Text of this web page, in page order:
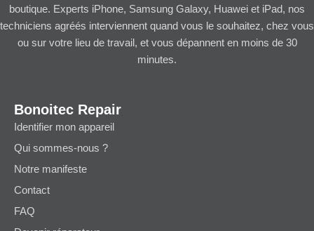
boutique. Experts iPhone, Samsung Galaxy, Huawei et iPad, nos
techniciens agréés interviennent quand vous le souhaitez, chez vous
ou sur votre lieu de travail, et vous dépannent en moins de 30
minutes.
Bonoitec Repair
Identifier mon appareil
Qui sommes-nous ?
Notre manifeste
Contact
FAQ